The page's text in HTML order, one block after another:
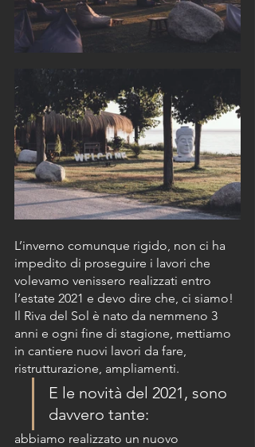
L’inverno comunque rigido, non ci ha
impedito di proseguire i lavori che
volevamo venissero realizzati entro
l’estate 2021 e devo dire che, ci siamo!
Il Riva del Sol è nato da nemmeno 3
anni e ogni fine di stagione, mettiamo
in cantiere nuovi lavori da fare,
ristrutturazione, ampliamenti.
E le novità del 2021, sono
davvero tante:
abbiamo realizzato un nuovo